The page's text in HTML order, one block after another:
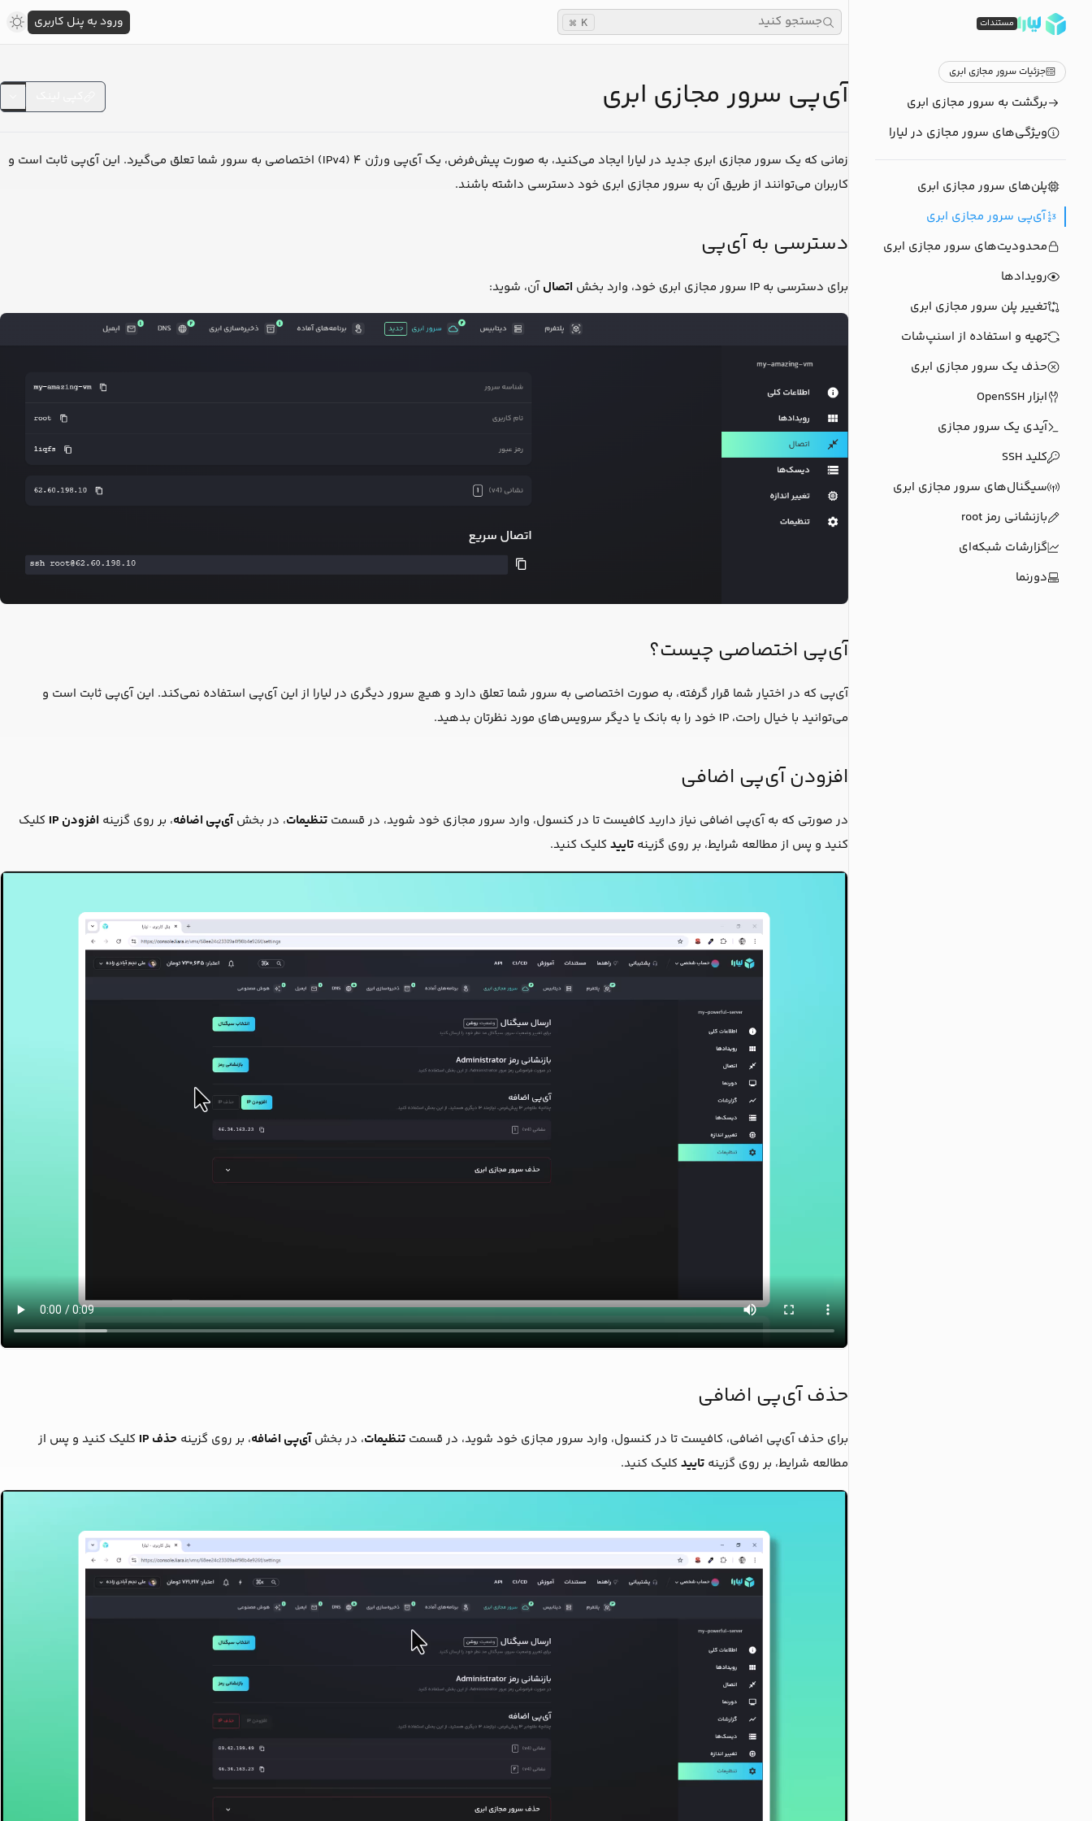
مستندات
جزئیات سرور مجازی ابری
برگشت به سرور مجازی ابری
ویژگی‌های سرور مجازی در لیارا
پلن‌های سرور مجازی ابری
آی‌پی سرور مجازی ابری
محدودیت‌های سرور مجازی ابری
رویدادها
تغییر پلن سرور مجازی ابری
تهیه و استفاده از اسنپ‌شات
حذف یک سرور مجازی ابری
ابزار OpenSSH
آیدی یک سرور مجازی
کلید SSH
سیگنال‌های سرور مجازی ابری
بازنشانی رمز root
‌گزارشات شبکه‌ای
دورنما
آی‌پی سرور مجازی ابری
زمانی که یک سرور مجازی ابری جدید در لیارا ایجاد می‌کنید، به صورت پیش‌فرض، یک آی‌پی ورژن ۴ (IPv4) اختصاصی به سرور شما تعلق می‌گیرد. این آی‌پی ثابت است و
کاربران می‌توانند از طریق آن به سرور مجازی ابری خود دسترسی داشته باشند.
دسترسی به آی‌پی
برای دسترسی به IP سرور مجازی ابری خود، وارد بخش اتصالآن، شوید:
آی‌پی اختصاصی چیست؟
آی‌پی که در اختیار شما قرار گرفته، به صورت اختصاصی به سرور شما تعلق دارد و هیچ سرور دیگری در لیارا از این آی‌پی استفاده نمی‌کند. این آی‌پی ثابت است و
می‌توانید با خیال راحت، IP خود را به بانک یا دیگر سرویس‌های مورد نظرتان بدهید.
افزودن آی‌پی اضافی
در صورتی که به آی‌پی اضافی نیاز دارید کافیست تا در کنسول، وارد سرور مجازی خود شوید، در قسمت تنظیمات، در بخشآی‌پی اضافه، بر روی گزینه افزودن IP
کلیک
کنید و پس از مطالعه شرایط، بر روی گزینه تایید کلیک کنید.
حذف آی‌پی اضافی
برای حذف آی‌پی اضافی، کافیست تا در کنسول، وارد سرور مجازی خود شوید، در قسمت تنظیمات، در بخشآی‌پی اضافه، بر روی گزینه حذف IP
کلیک کنید و پس از
مطالعه شرایط، بر روی گزینه تاییدکلیک کنید.
جستجو کنید K
⌘ ورود به پنل کاربری